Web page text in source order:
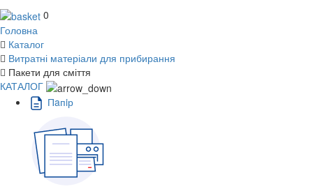
0
Головна
Каталог
Витратні матеріали для прибирання
Пакети для сміття
КАТАЛОГ
Пaпiр